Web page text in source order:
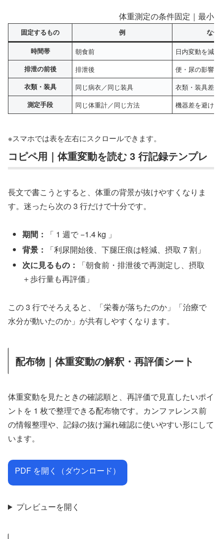
体重測定の条件固定｜最小
固定するもの 例 なぜ
時間帯 朝食前 日内変動を減
排泄の前後 排泄後 便・尿の影響
衣類・装具 同じ病衣／同じ装具 衣類・装具差
測定手段 同じ体重計／同じ方法 機器差を避ける
※スマホでは表を左右にスクロールできます。
コピペ用｜体重変動を読む 3 行記録テンプレ
長文で書こうとすると、体重の背景が抜けやすくなりま
す。迷ったら次の 3 行だけで十分です。
期間：
「 1 週で −1.4 kg 」
背景：
「利尿開始後、下腿圧痕は軽減、摂取 7 割」
次に見るもの：
「朝食前・排泄後で再測定し、摂取
＋歩行量も再評価」
この 3 行でそろえると、「栄養が落ちたのか」「治療で
水分が動いたのか」が共有しやすくなります。
配布物｜体重変動の解釈・再評価シート
体重変動を見たときの確認順と、再評価で見直したいポイ
ントを 1 枚で整理できる配布物です。カンファレンス前
の情報整理や、記録の抜け漏れ確認に使いやすい形にして
います。
PDF を開く（ダウンロード）
プレビューを開く